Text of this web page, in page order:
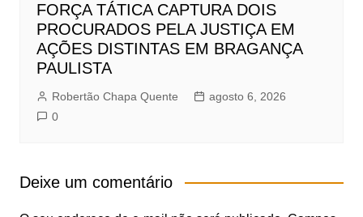
FORÇA TÁTICA CAPTURA DOIS
PROCURADOS PELA JUSTIÇA EM
AÇÕES DISTINTAS EM BRAGANÇA
PAULISTA
Robertão Chapa Quente
agosto 6, 2026
0
Deixe um comentário